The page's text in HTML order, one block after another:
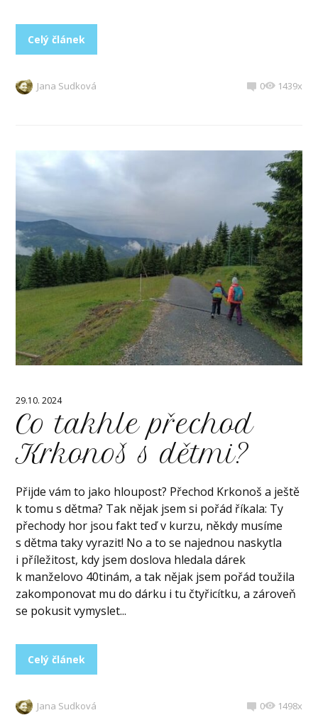
Celý článek
Jana Sudková 0 1439x
29.10. 2024
Co takhle přechod
Krkonoš s dětmi?
Přijde vám to jako hloupost? Přechod Krkonoš a ještě
k tomu s dětma? Tak nějak jsem si pořád říkala: Ty
přechody hor jsou fakt teď v kurzu, někdy musíme
s dětma taky vyrazit! No a to se najednou naskytla
i příležitost, kdy jsem doslova hledala dárek
k manželovo 40tinám, a tak nějak jsem pořád toužila
zakomponovat mu do dárku i tu čtyřicítku, a zároveň
se pokusit vymyslet...
Celý článek
Jana Sudková 0 1498x